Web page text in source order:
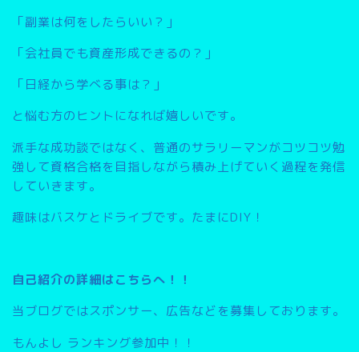
「副業は何をしたらいい？」
「会社員でも資産形成できるの？」
「日経から学べる事は？」
と悩む方のヒントになれば嬉しいです。
派手な成功談ではなく、普通のサラリーマンがコツコツ勉
強して資格合格を目指しながら積み上げていく過程を発信
していきます。
趣味はバスケとドライブです。たまにDIY！
自己紹介の詳細はこちらへ！！
当ブログではスポンサー、広告などを募集しております。
もんよし ランキング参加中！！